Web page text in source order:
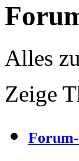
Alles
Zeige